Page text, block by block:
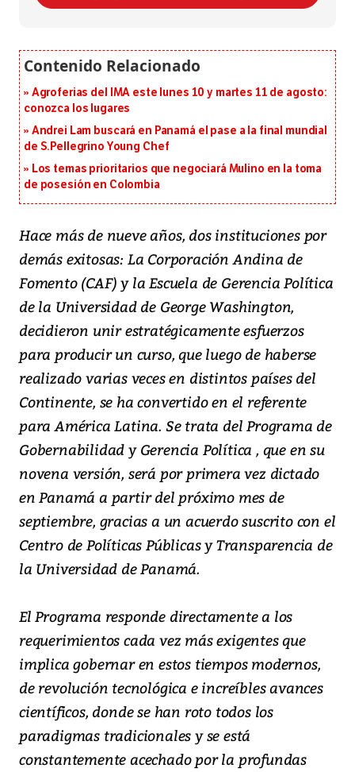
Agroferias del IMA este lunes 10 y martes 11 de agosto:
conozca los lugares
Andrei Lam buscará en Panamá el pase a la final mundial
de S.Pellegrino Young Chef
Los temas prioritarios que negociará Mulino en la toma
de posesión en Colombia
Hace más de nueve años, dos instituciones por
demás exitosas: La Corporación Andina de
Fomento (CAF) y la Escuela de Gerencia Política
de la Universidad de George Washington,
decidieron unir estratégicamente esfuerzos
para producir un curso, que luego de haberse
realizado varias veces en distintos países del
Continente, se ha convertido en el referente
para América Latina. Se trata del Programa de
Gobernabilidad y Gerencia Política , que en su
novena versión, será por primera vez dictado
en Panamá a partir del próximo mes de
septiembre, gracias a un acuerdo suscrito con el
Centro de Políticas Públicas y Transparencia de
la Universidad de Panamá.
El Programa responde directamente a los
requerimientos cada vez más exigentes que
implica gobernar en estos tiempos modernos,
de revolución tecnológica e increíbles avances
científicos, donde se han roto todos los
paradigmas tradicionales y se está
constantemente acechado por la profundas